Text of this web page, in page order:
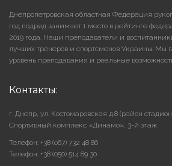
Днепропетровская областная Федерация
год подряд занимает 1 место в рейтинге
2019 года. Наши преподаватели и
лучших тренеров и спортсменов Украины. Мы
уровень преподавания и реальные
Контакты:
г. Днепр, ул. Костомаровская д.8 (район
Cпортивный комплекс «Динамо», 3-й этаж
Телефон: +38 (067) 732 48 86
Телефон: +38 (050) 514 89 30